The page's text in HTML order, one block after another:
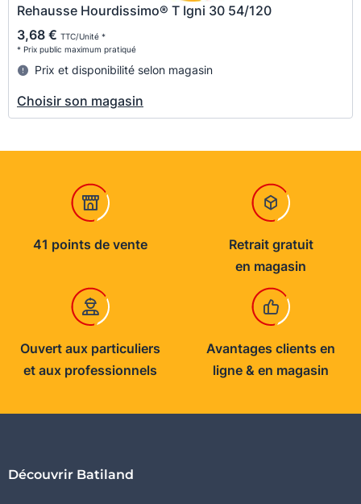
Rehausse Hourdissimo® T Igni 30 54/120
3,68 € TTC/Unité *
* Prix public maximum pratiqué
Prix et disponibilité selon magasin
Choisir son magasin
41 points de vente
Retrait gratuit
en magasin
Ouvert aux particuliers
et aux professionnels
Avantages clients en
ligne & en magasin
Découvrir Batiland